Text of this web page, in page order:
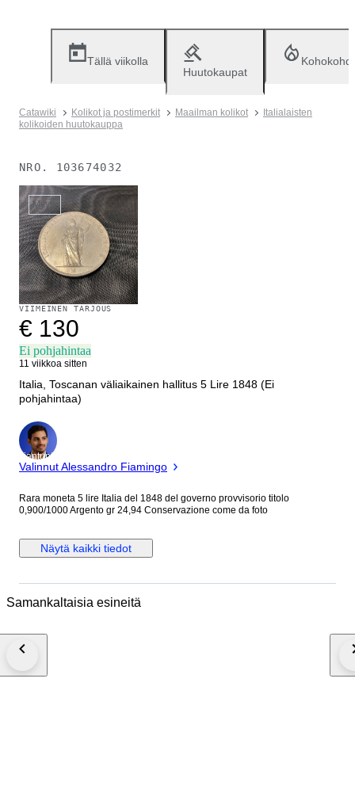
Tällä viikolla
Huutokaupat
Catawiki Kolikot ja postimerkit Maailman kolikot
Italialaisten
kolikoiden huutokauppa
NRO. 103674032
Myyty
VIIMEINEN TARJOUS
€ 130
Ei pohjahintaa
11 viikkoa sitten
Italia, Toscanan väliaikainen hallitus 5 Lire 1848 (Ei
pohjahintaa)
asiantuntija
Valinnut Alessandro Fiamingo
Rara moneta 5 lire Italia del 1848 del governo provvisorio titolo
0,900/1000 Argento gr 24,94 Conservazione come da foto
Näytä kaikki tiedot
Samankaltaisia esineitä